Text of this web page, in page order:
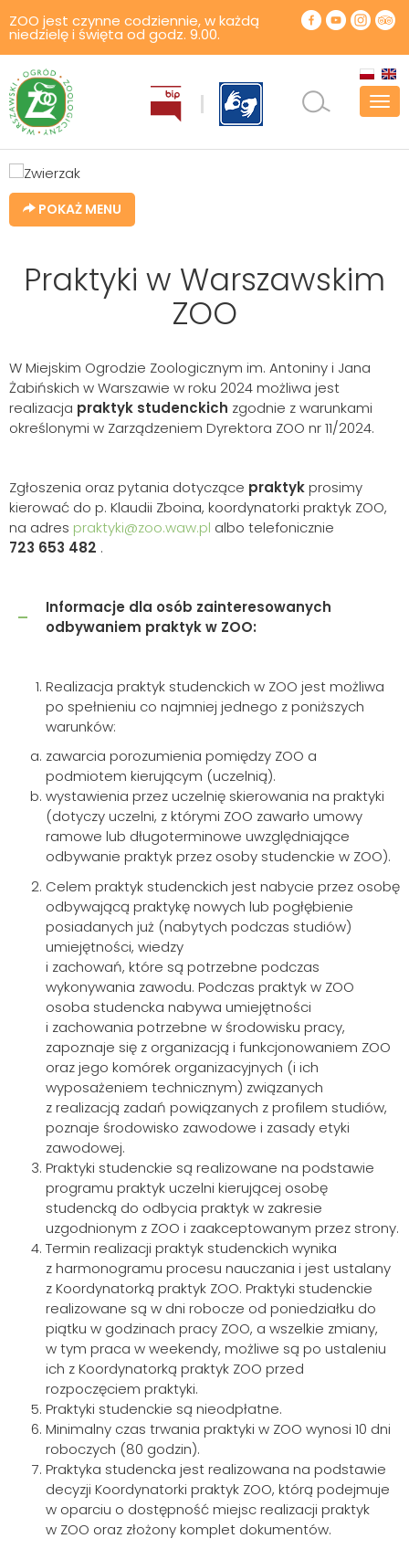
ZOO jest czynne codziennie, w każdą
niedzielę i święta od godz. 9.00.
POKAŻ MENU
Praktyki w Warszawskim
ZOO
W Miejskim Ogrodzie Zoologicznym im. Antoniny i Jana
Żabińskich w Warszawie w roku 2024 możliwa jest
realizacja praktyk studenckich zgodnie z warunkami
określonymi w Zarządzeniem Dyrektora ZOO nr 11/2024.
Zgłoszenia oraz pytania dotyczące praktykprosimy
kierować do p. Klaudii Zboina, koordynatorki praktyk ZOO,
na adres praktyki@zoo.waw.pl albo telefonicznie
723 653 482 .
Informacje dla osób zainteresowanych
odbywaniem praktyk w ZOO:
Realizacja praktyk studenckich w ZOO jest możliwa
po spełnieniu co najmniej jednego z poniższych
warunków:
zawarcia porozumienia pomiędzy ZOO a
podmiotem kierującym (uczelnią).
wystawienia przez uczelnię skierowania na praktyki
(dotyczy uczelni, z którymi ZOO zawarło umowy
ramowe lub długoterminowe uwzględniające
odbywanie praktyk przez osoby studenckie w ZOO).
Celem praktyk studenckich jest nabycie przez osobę
odbywającą praktykę nowych lub pogłębienie
posiadanych już (nabytych podczas studiów)
umiejętności, wiedzy
i zachowań, które są potrzebne podczas
wykonywania zawodu. Podczas praktyk w ZOO
osoba studencka nabywa umiejętności
i zachowania potrzebne w środowisku pracy,
zapoznaje się z organizacją i funkcjonowaniem ZOO
oraz jego komórek organizacyjnych (i ich
wyposażeniem technicznym) związanych
z realizacją zadań powiązanych z profilem studiów,
poznaje środowisko zawodowe i zasady etyki
zawodowej.
Praktyki studenckie są realizowane na podstawie
programu praktyk uczelni kierującej osobę
studencką do odbycia praktyk w zakresie
uzgodnionym z ZOO i zaakceptowanym przez strony.
Termin realizacji praktyk studenckich wynika
z harmonogramu procesu nauczania i jest ustalany
z Koordynatorką praktyk ZOO. Praktyki studenckie
realizowane są w dni robocze od poniedziałku do
piątku w godzinach pracy ZOO, a wszelkie zmiany,
w tym praca w weekendy, możliwe są po ustaleniu
ich z Koordynatorką praktyk ZOO przed
rozpoczęciem praktyki.
Praktyki studenckie są nieodpłatne.
Minimalny czas trwania praktyki w ZOO wynosi 10 dni
roboczych (80 godzin).
Praktyka studencka jest realizowana na podstawie
decyzji Koordynatorki praktyk ZOO, którą podejmuje
w oparciu o dostępność miejsc realizacji praktyk
w ZOO oraz złożony komplet dokumentów.